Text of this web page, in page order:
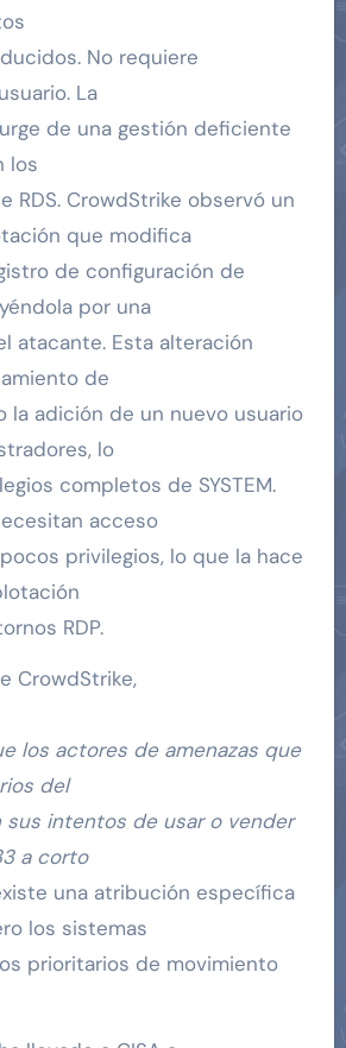
No requiere
La
de una gestión deficiente
los
RDS. CrowdStrike observó un
que modifica
de configuración de
por una
atacante. Esta alteración
de
la adición de un nuevo usuario
lo
completos de SYSTEM.
acceso
privilegios, lo que la hace
RDP.
CrowdStrike,
los actores de amenazas que
del
sus intentos de usar o vender
a corto
una atribución específica
los sistemas
prioritarios de movimiento